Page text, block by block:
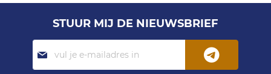
STUUR MIJ DE NIEUWSBRIEF
Abonneer
je
op